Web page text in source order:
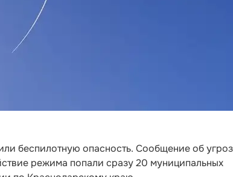
беспилотную опасность. Сообщение об
режима попали сразу 20 муниципальных